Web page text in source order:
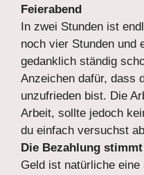
Feierabend
In zwei Stunden ist
noch vier Stunden und
gedanklich ständig
Anzeichen dafür, dass
unzufrieden bist. Die
Arbeit, sollte jedoch
du einfach versuchst
Die Bezahlung
Geld ist natürliche